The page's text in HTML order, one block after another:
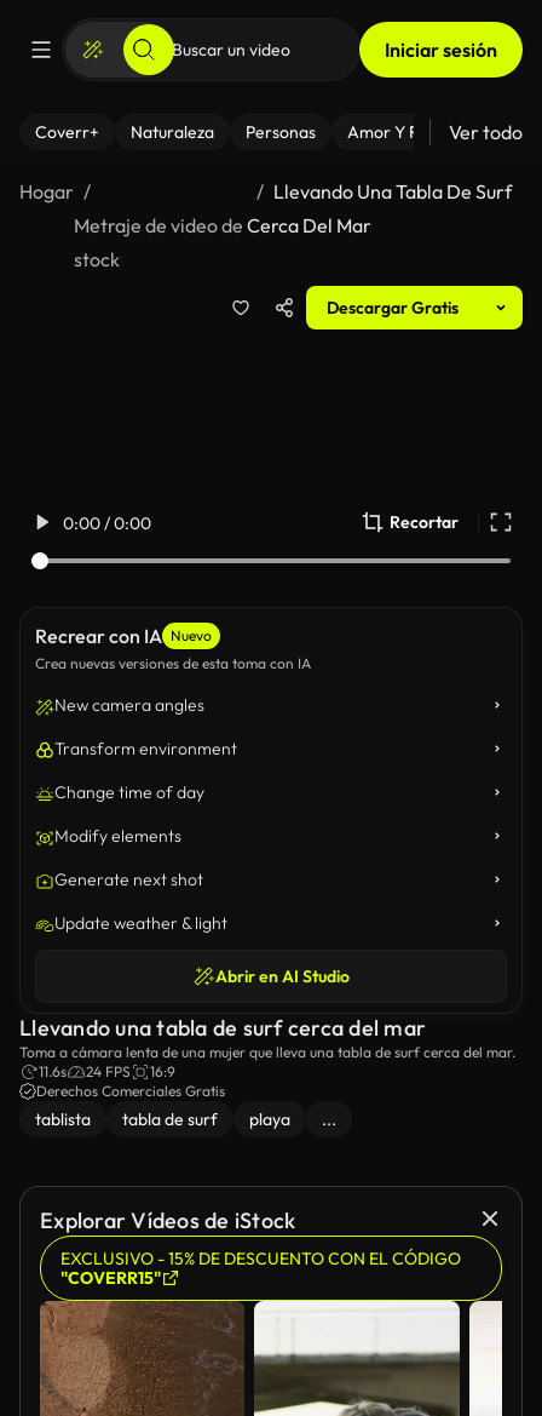
Iniciar sesión
Coverr+ Naturaleza Personas Amor Y Relaciones
Ver todo
Hogar
Metraje de video de
stock
Llevando Una Tabla De Surf
Cerca Del Mar
Descargar Gratis
0:00 / 0:00 Recortar
Recrear con IA Nuevo
Crea nuevas versiones de esta toma con IA
New camera angles
Transform environment
Change time of day
Modify elements
Generate next shot
Update weather & light
Abrir en AI Studio
Llevando una tabla de surf cerca del mar
Toma a cámara lenta de una mujer que lleva una tabla de surf cerca del mar.
11.6s
24 FPS
16:9
Derechos Comerciales Gratis
tablista tabla de surf playa ...
Explorar Vídeos de iStock
EXCLUSIVO - 15% DE DESCUENTO CON EL CÓDIGO
"COVERR15"